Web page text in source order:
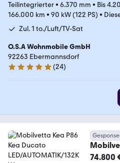
Teilintegrierter• 6.370 mm • Bis
166.000 km • 90 kW (122 PS) •
Zul. 1 to./Luft/TV-Sat
O.S.A Wohnmobile GmbH
92263 Ebermannsdorf
4.8 Sterne
(24)
LED/
74.800